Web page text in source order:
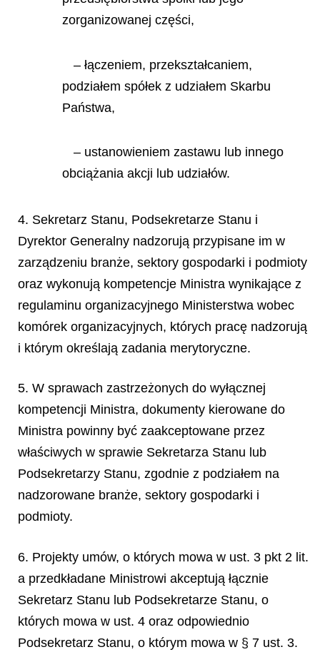
zorganizowanej części,
– łączeniem, przekształcaniem,
podziałem spółek z udziałem Skarbu
Państwa,
– ustanowieniem zastawu lub innego
obciążania akcji lub udziałów.
4. Sekretarz Stanu, Podsekretarze Stanu i
Dyrektor Generalny nadzorują przypisane im w
zarządzeniu branże, sektory gospodarki i podmioty
oraz wykonują kompetencje Ministra wynikające z
regulaminu organizacyjnego Ministerstwa wobec
komórek organizacyjnych, których pracę nadzorują
i którym określają zadania merytoryczne.
5. W sprawach zastrzeżonych do wyłącznej
kompetencji Ministra, dokumenty kierowane do
Ministra powinny być zaakceptowane przez
właściwych w sprawie Sekretarza Stanu lub
Podsekretarzy Stanu, zgodnie z podziałem na
nadzorowane branże, sektory gospodarki i
podmioty.
6. Projekty umów, o których mowa w ust. 3 pkt 2 lit.
a przedkładane Ministrowi akceptują łącznie
Sekretarz Stanu lub Podsekretarze Stanu, o
których mowa w ust. 4 oraz odpowiednio
Podsekretarz Stanu, o którym mowa w § 7 ust. 3.